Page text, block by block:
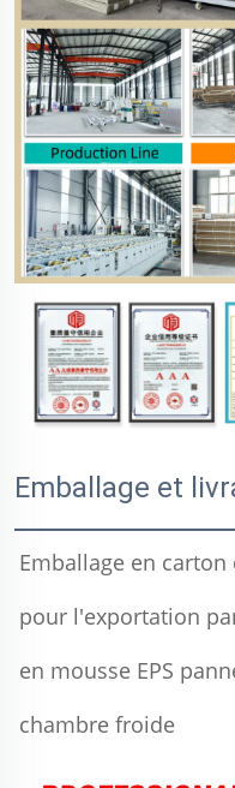
Emballage et
Emballage en
pour l'exportation
en mousse EPS
chambre froide